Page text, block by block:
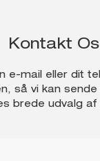
Kontakt Os
e-mail eller dit
så vi kan
brede udvalg af